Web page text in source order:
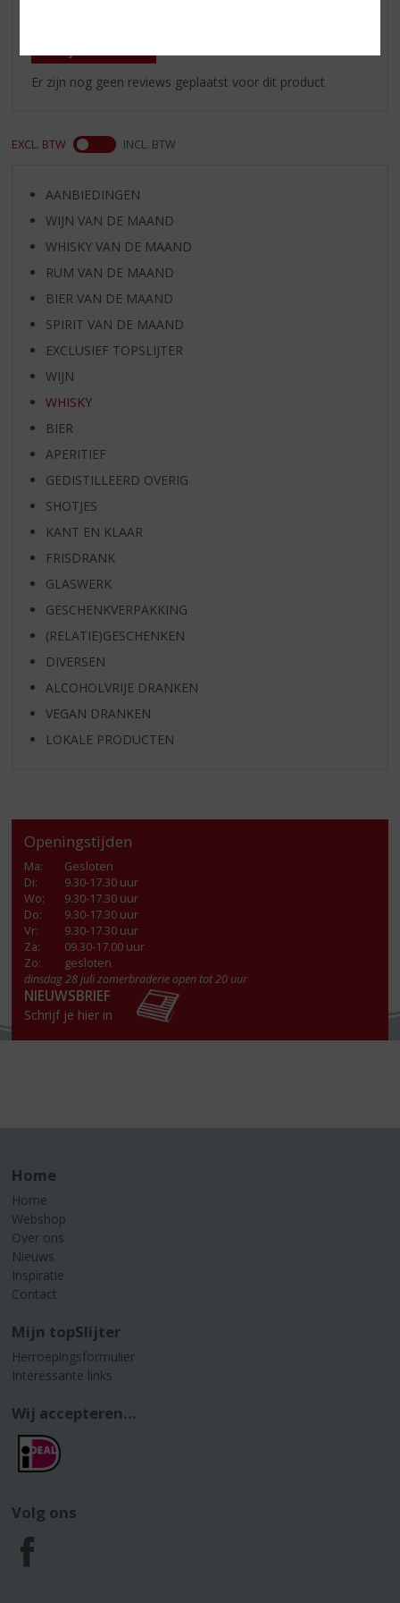
Er zijn nog geen reviews geplaatst voor dit product
EXCL. BTW INCL. BTW
AANBIEDINGEN
WIJN VAN DE MAAND
WHISKY VAN DE MAAND
RUM VAN DE MAAND
BIER VAN DE MAAND
SPIRIT VAN DE MAAND
EXCLUSIEF TOPSLIJTER
WIJN
WHISKY
BIER
APERITIEF
GEDISTILLEERD OVERIG
SHOTJES
KANT EN KLAAR
FRISDRANK
GLASWERK
GESCHENKVERPAKKING
(RELATIE)GESCHENKEN
DIVERSEN
ALCOHOLVRIJE DRANKEN
VEGAN DRANKEN
LOKALE PRODUCTEN
Openingstijden
Ma:
Gesloten
Di:
9.30-17.30 uur
Wo:
9.30-17.30 uur
Do:
9.30-17.30 uur
Vr:
9.30-17.30 uur
Za:
09.30-17.00 uur
Zo:
gesloten
dinsdag 28 juli zomerbraderie open tot 20 uur
NIEUWSBRIEF
Schrijf je hier in
Home
Home
Webshop
Over ons
Nieuws
Inspiratie
Contact
Mijn topSlijter
Herroepingsformulier
Interessante links
Wij accepteren...
Volg ons
F